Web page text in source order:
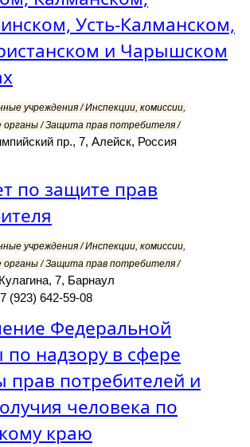
Усть-Калманском,
и Чарышском
учреждения / Инспекции, комиссии,
органы / Защита прав потребителя /
пр., 7, Алейск, Россия
по защите прав
учреждения / Инспекции, комиссии,
органы / Защита прав потребителя /
7, Барнаул
(923) 642-59-08
Федеральной
по надзору в сфере
прав потребителей и
человека по
краю